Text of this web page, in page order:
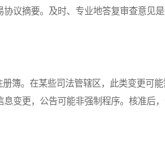
议摘要。及时、专业地答复审查意见
。在某些司法管辖区，此类变更可能
变更，公告可能非强制程序。核准后